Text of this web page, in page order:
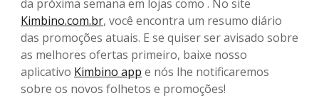
da próxima semana em lojas como . No site
Kimbino.com.br, você encontra um resumo diário
das promoções atuais. E se quiser ser avisado sobre
as melhores ofertas primeiro, baixe nosso
aplicativo Kimbino app e nós lhe notificaremos
sobre os novos folhetos e promoções!